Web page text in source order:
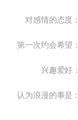
对感情的态度：
第一次约会希望：
兴趣爱好：
认为浪漫的事是：